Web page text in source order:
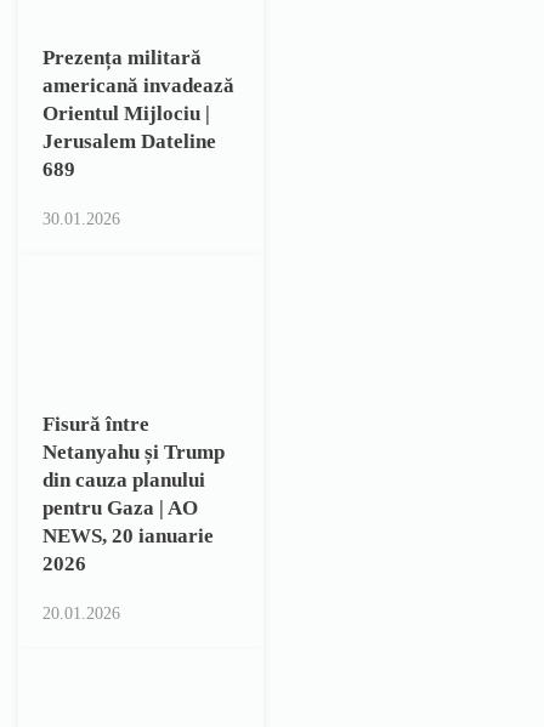
Prezența militară
americană invadează
Orientul Mijlociu |
Jerusalem Dateline
689
30.01.2026
Fisură între
Netanyahu și Trump
din cauza planului
pentru Gaza | AO
NEWS, 20 ianuarie
2026
20.01.2026